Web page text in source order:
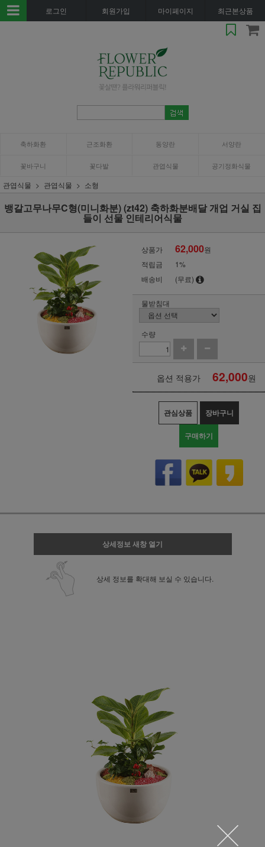
로그인 회원가입 마이페이지 최근본상품
축하화환 근조화환 동양란 서양란
꽃바구니 꽃다발 관엽식물 공기정화식물
관엽식물 관엽식물 소형
뱅갈고무나무C형(미니화분) (zt42) 축하화분배달 개업 거실 집
들이 선물 인테리어식물
상품가 62,000원
적립금
1%
배송비
(무료)
물받침대
수량
옵션 적용가 62,000원
관심상품 장바구니
구매하기
상세정보 새창 열기
상세 정보를 확대해 보실 수 있습니다.